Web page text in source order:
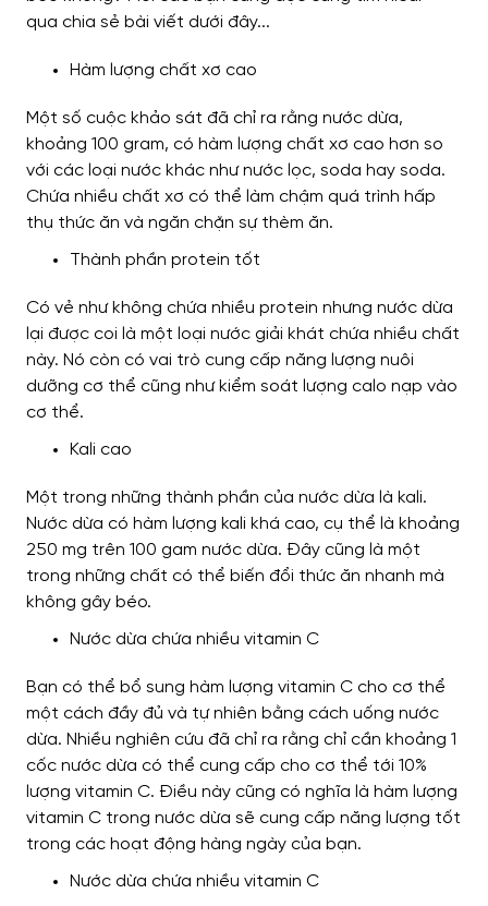
Hàm lượng chất xơ cao
Một số cuộc khảo sát đã chỉ ra rằng nước dừa,
khoảng 100 gram, có hàm lượng chất xơ cao hơn so
với các loại nước khác như nước lọc, soda hay soda.
Chứa nhiều chất xơ có thể làm chậm quá trình hấp
thụ thức ăn và ngăn chặn sự thèm ăn.
Thành phần protein tốt
Có vẻ như không chứa nhiều protein nhưng nước dừa
lại được coi là một loại nước giải khát chứa nhiều chất
này. Nó còn có vai trò cung cấp năng lượng nuôi
dưỡng cơ thể cũng như kiểm soát lượng calo nạp vào
cơ thể.
Kali cao
Một trong những thành phần của nước dừa là kali.
Nước dừa có hàm lượng kali khá cao, cụ thể là khoảng
250 mg trên 100 gam nước dừa. Đây cũng là một
trong những chất có thể biến đổi thức ăn nhanh mà
không gây béo.
Nước dừa chứa nhiều vitamin C
Bạn có thể bổ sung hàm lượng vitamin C cho cơ thể
một cách đầy đủ và tự nhiên bằng cách uống nước
dừa. Nhiều nghiên cứu đã chỉ ra rằng chỉ cần khoảng 1
cốc nước dừa có thể cung cấp cho cơ thể tới 10%
lượng vitamin C. Điều này cũng có nghĩa là hàm lượng
vitamin C trong nước dừa sẽ cung cấp năng lượng tốt
trong các hoạt động hàng ngày của bạn.
Nước dừa chứa nhiều vitamin C